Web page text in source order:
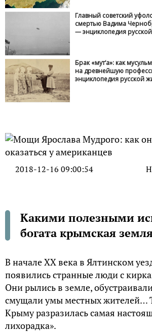
Главный советский
смертью Вадима
— энциклопедия
Брак «мут‘а»: как
на древнейшую
энциклопедия русской
2018-12-16 09:00:54
Какими полезными
богата крымская
В начале XX века в Ялтинском
появились странные люди с
Они рылись в земле,
смущали умы местных жителей…
Крыму разразилась самая
лихорадка».